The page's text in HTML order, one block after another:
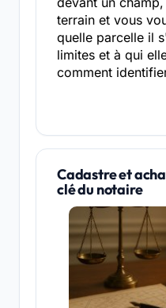
terrain et vous
quelle parcelle il
limites et à qui
comment
Cadastre et
clé du notaire